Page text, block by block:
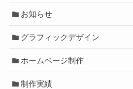
お知らせ
グラフィックデザイン
ホームページ制作
制作実績